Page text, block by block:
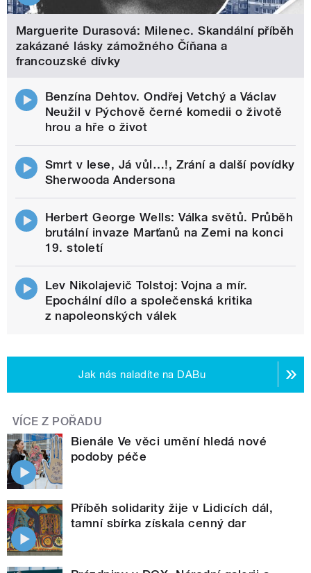
Marguerite Durasová: Milenec. Skandální příběh
zakázané lásky zámožného Číňana a
francouzské dívky
Benzína Dehtov. Ondřej Vetchý a Václav
Neužil v Pýchově černé komedii o životě
hrou a hře o život
Smrt v lese, Já vůl…!, Zrání a další povídky
Sherwooda Andersona
Herbert George Wells: Válka světů. Průběh
brutální invaze Marťanů na Zemi na konci
19. století
Lev Nikolajevič Tolstoj: Vojna a mír.
Epochální dílo a společenská kritika
z napoleonských válek
Jak nás naladíte na DABu
VÍCE Z POŘADU
Bienále Ve věci umění hledá nové
podoby péče
Příběh solidarity žije v Lidicích dál,
tamní sbírka získala cenný dar